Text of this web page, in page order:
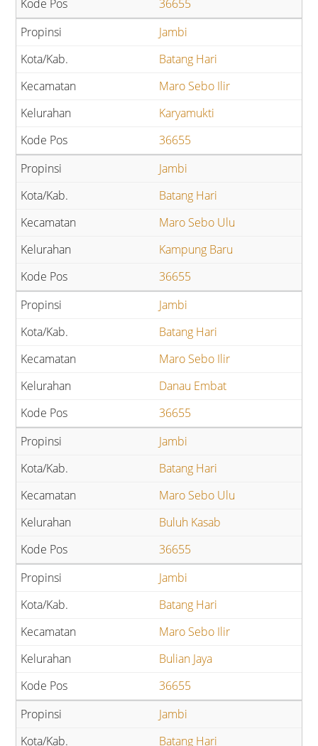
36655
Jambi
Batang Hari
Maro Sebo Ilir
Karyamukti
36655
Jambi
Batang Hari
Maro Sebo Ulu
Kampung Baru
36655
Jambi
Batang Hari
Maro Sebo Ilir
Danau Embat
36655
Jambi
Batang Hari
Maro Sebo Ulu
Buluh Kasab
36655
Jambi
Batang Hari
Maro Sebo Ilir
Bulian Jaya
36655
Jambi
Batang Hari